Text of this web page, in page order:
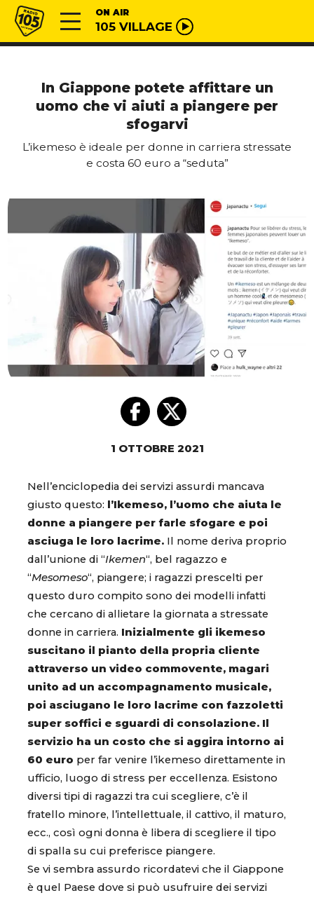
Vai al contenuto
Radio 105 ON AIR
105 VILLAGE
In Giappone potete affittare un
uomo che vi aiuti a piangere per
sfogarvi
L’ikemeso è ideale per donne in carriera stressate
e costa 60 euro a “seduta”
1 OTTOBRE 2021
Nell’enciclopedia dei servizi assurdi mancava
giusto questo: l’Ikemeso, l’uomo che aiuta le
donne a piangere per farle sfogare e poi
asciuga le loro lacrime. Il nome deriva proprio
dall’unione di “Ikemen“, bel ragazzo e
“Mesomeso“, piangere; i ragazzi prescelti per
questo duro compito sono dei modelli infatti
che cercano di allietare la giornata a stressate
donne in carriera. Inizialmente gli ikemeso
suscitano il pianto della propria cliente
attraverso un video commovente, magari
unito ad un accompagnamento musicale,
poi asciugano le loro lacrime con fazzoletti
super soffici e sguardi di consolazione. Il
servizio ha un costo che si aggira intorno ai
60 euro per far venire l’ikemeso direttamente in
ufficio, luogo di stress per eccellenza. Esistono
diversi tipi di ragazzi tra cui scegliere, c’è il
fratello minore, l’intellettuale, il cattivo, il maturo,
ecc., così ogni donna è libera di scegliere il tipo
di spalla su cui preferisce piangere.
Se vi sembra assurdo ricordatevi che il Giappone
è quel Paese dove si può usufruire dei servizi